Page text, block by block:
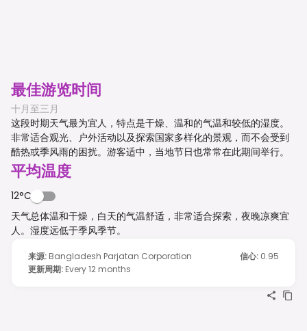
最佳游览时间
十月至三月
这段时期天气最为宜人，特点是干燥、温和的气温和较低的湿度。
非常适合观光、户外活动以及探索国家多样化的景观，而不会受到
酷热或季风雨的困扰。游客适中，当地节日也常常在此期间举行。
平均温度
12°C
天气总体温和干燥，白天的气温舒适，非常适合探索，夜晚凉爽宜
人。湿度远低于季风季节。
来源: Bangladesh Parjatan Corporation 信心: 0.95
更新周期: Every 12 months